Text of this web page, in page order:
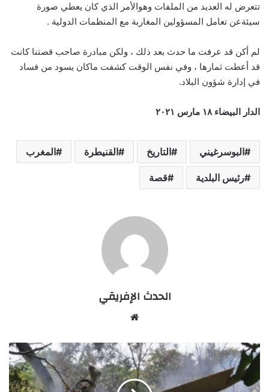
تتعرض له العديد من الملفات وهوالأمر الذي كان يعطي صورة
سيئةعن تعامل المسؤولين المغاربة مع المنظمات الدولية .
لم أكن قد عرفت ما حدث بعد ذلك ، ولكن مبادرة صاحب قصتنا كانت
قد أعطت ثمارها ، وفي نفس الوقت كشفت ماكان يسود من فساد
في إدارة شؤون البلاد.
الدار البيضاء ١٨ مارس ٢٠٢١
البوسرغيني التاريخ القنيطرة المغرب
رئيس البلدية قصة
الحدث الإفريقي
صاروخ
حراري
تفجير